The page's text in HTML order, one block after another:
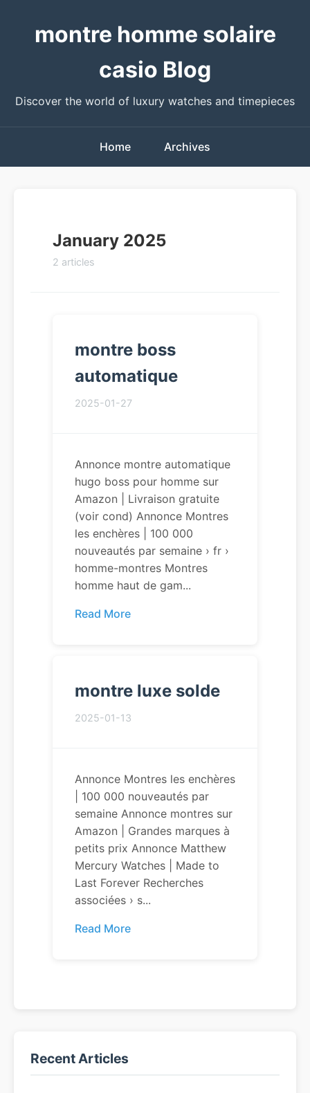
montre homme solaire
casio Blog
Discover the world of luxury watches and timepieces
Home Archives
January 2025
2 articles
montre boss
automatique
2025-01-27
Annonce montre automatique
hugo boss pour homme sur
Amazon | Livraison gratuite
(voir cond) Annonce Montres
les enchères | 100 000
nouveautés par semaine › fr ›
homme-montres Montres
homme haut de gam...
Read More
montre luxe solde
2025-01-13
Annonce Montres les enchères
| 100 000 nouveautés par
semaine Annonce montres sur
Amazon | Grandes marques à
petits prix Annonce Matthew
Mercury Watches | Made to
Last Forever Recherches
associées › s...
Read More
Recent Articles